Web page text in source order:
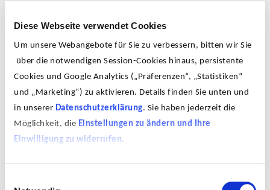
Diese Webseite verwendet Cookies
Um unsere Webangebote für Sie zu verbessern, bitten wir Sie
über die notwendigen Session-Cookies hinaus, persistente
Cookies und Google Analytics („Präferenzen“, „Statistiken“
und „Marketing“) zu aktivieren. Details finden Sie unten und
in unserer Datenschutzerklärung. Sie haben jederzeit die
Möglichkeit, die Einstellungen zu ändern und Ihre
Einwilligung zu widerrufen.
Grauer Himmel, 2000, Heliogravure, Vernis mou auf
Zerkal-Bütten, 53 x 60,5 cm